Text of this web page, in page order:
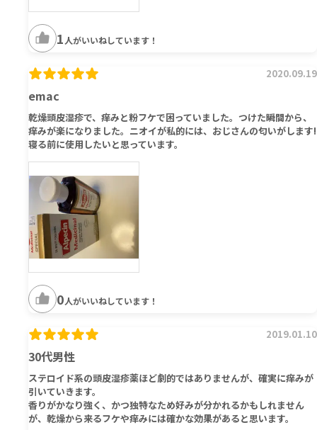
1 人がいいねしています！
emac
2020.09.19
乾燥頭皮湿疹で、痒みと粉フケで困っていました。つけた瞬間から、
痒みが楽になりました。ニオイが私的には、おじさんの匂いがします!
寝る前に使用したいと思っています。
0人がいいねしています！
30代男性
2019.01.10
ステロイド系の頭皮湿疹薬ほど劇的ではありませんが、確実に痒みが
引いていきます。
香りがかなり強く、かつ独特なため好みが分かれるかもしれません
が、乾燥から来るフケや痒みには確かな効果があると思います。